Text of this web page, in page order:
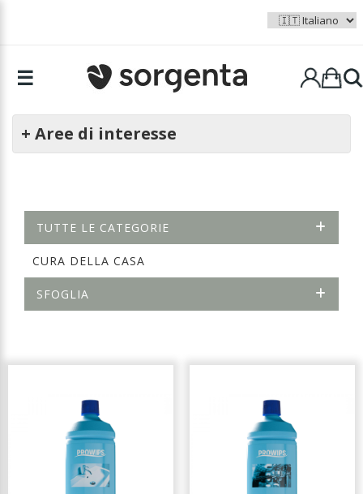
☰
+ Aree di interesse
TUTTE LE CATEGORIE
CURA DELLA CASA
SFOGLIA